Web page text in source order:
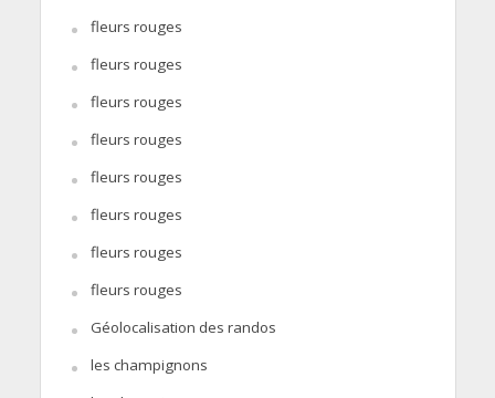
fleurs rouges
fleurs rouges
fleurs rouges
fleurs rouges
fleurs rouges
fleurs rouges
fleurs rouges
fleurs rouges
Géolocalisation des randos
les champignons